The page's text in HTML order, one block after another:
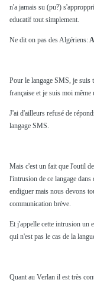
n'a jamais su (pu?)
educatif tout simplement.
Ne dit on pas des Algériens:
Pour le langage SMS, je suis
française et je suis moi même
J'ai d'ailleurs refusé de
langage SMS.
Mais c'est un fait que l'outil
l'intrusion de ce langage
endiguer mais nous devons
communication brève.
Et j'appelle cette intrusion un
qui n'est pas le cas de la
Quant au Verlan il est très